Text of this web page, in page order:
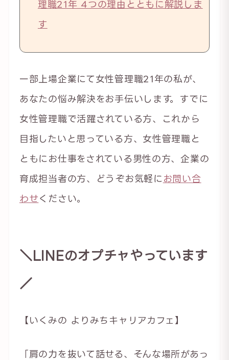
理職21年 4つの理由とともに解説しま
す
一部上場企業にて女性管理職21年の私が、
あなたの悩み解決をお手伝いします。すでに
女性管理職で活躍されている方、これから
目指したいと思っている方、女性管理職と
ともにお仕事をされている男性の方、企業の
育成担当者の方、どうぞお気軽に お問い合
わせ ください。
＼LINEのオプチャやっています
／
【いくみの よりみちキャリアカフェ】
「肩の力を抜いて話せる、そんな場所があっ